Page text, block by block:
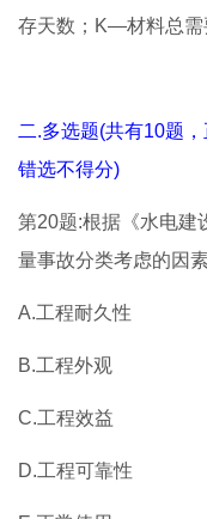
存天数；K—材料总需
二.多选题(共有10题
错选不得分)
第20题:根据《水电建
量事故分类考虑的因
A.工程耐久性
B.工程外观
C.工程效益
D.工程可靠性